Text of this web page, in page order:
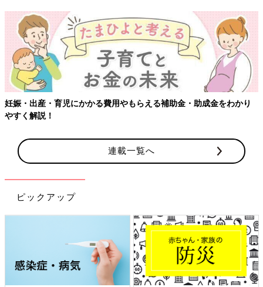
妊娠・出産・育児にかかる費用やもらえる補助金・助成金をわかり
やすく解説！
連載一覧へ
ピックアップ